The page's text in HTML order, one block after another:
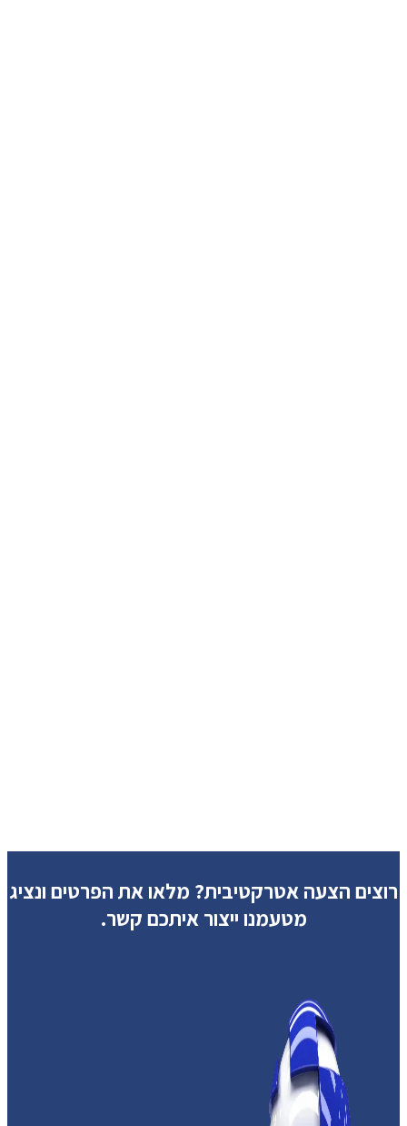
רוצים הצעה אטרקטיבית? מלאו את הפרטים ונציג
מטעמנו ייצור איתכם קשר.